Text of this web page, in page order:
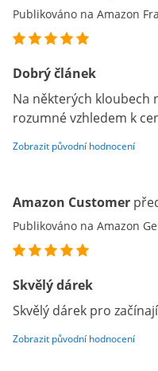
Publikováno na Amazon
Dobrý článek
Na některých kloubech
rozumné vzhledem k
Zobrazit původní hodnocení
Amazon Customer
Publikováno na Amazon
Skvělý dárek
Skvělý dárek pro
Zobrazit původní hodnocení